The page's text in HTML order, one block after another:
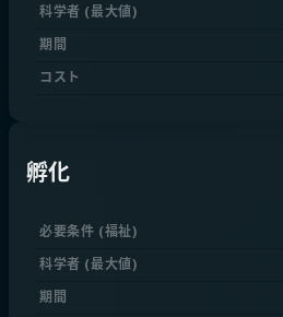
科学者 (最大値)
期間
コスト
孵化
必要条件 (福祉)
科学者 (最大値)
期間